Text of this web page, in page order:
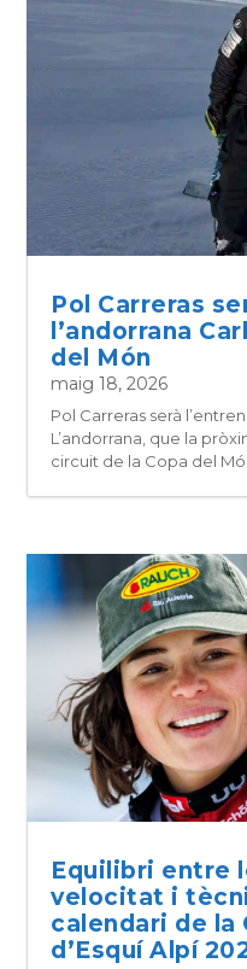
Pol Carreras
l’andorrana
del Món
maig 18, 2026
Pol Carreras serà
L’andorrana, que la
circuit de la Copa del
Equilibri entre
velocitat i
calendari de la
d’Esquí Alpí